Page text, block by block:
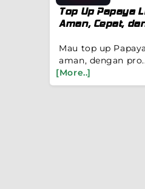
Top Up Papaya
Aman, Cepat,
Mau top up
aman, dengan
[More..]